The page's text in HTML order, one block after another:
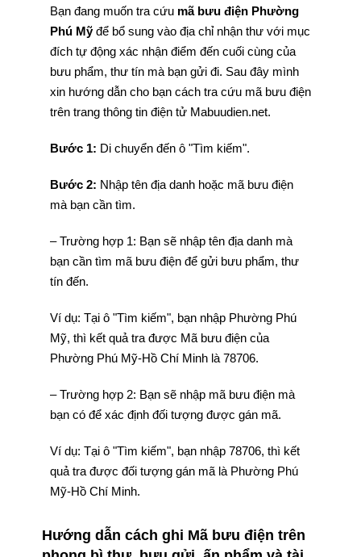
Bạn đang muốn tra cứu mã bưu điện Phường
Phú Mỹđể bổ sung vào địa chỉ nhận thư với mục
đích tự động xác nhận điểm đến cuối cùng của
bưu phẩm, thư tín mà bạn gửi đi. Sau đây mình
xin hướng dẫn cho bạn cách tra cứu mã bưu điện
trên trang thông tin điện tử Mabuudien.net.
Bước 1: Di chuyển đến ô "Tìm kiếm".
Bước 2: Nhập tên địa danh hoặc mã bưu điện
mà bạn cần tìm.
– Trường hợp 1: Bạn sẽ nhập tên địa danh mà
bạn cần tìm mã bưu điện để gửi bưu phẩm, thư
tín đến.
Ví dụ: Tại ô "Tìm kiếm", bạn nhập Phường Phú
Mỹ, thì kết quả tra được Mã bưu điện của
Phường Phú Mỹ-Hồ Chí Minh là 78706.
– Trường hợp 2: Bạn sẽ nhập mã bưu điện mà
bạn có để xác định đối tượng được gán mã.
Ví dụ: Tại ô "Tìm kiếm", bạn nhập 78706, thì kết
quả tra được đối tượng gán mã là Phường Phú
Mỹ-Hồ Chí Minh.
Hướng dẫn cách ghi Mã bưu điện trên